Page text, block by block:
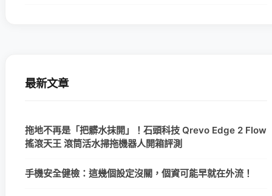
最新文章
拖地不再是「把髒水抹開」！石頭科技 Qrevo Edge 2 Flow
搖滾天王 滾筒活水掃拖機器人開箱評測
手機安全健檢：這幾個設定沒關，個資可能早就在外流！